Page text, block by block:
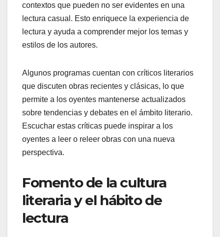
contextos que pueden no ser evidentes en una
lectura casual. Esto enriquece la experiencia de
lectura y ayuda a comprender mejor los temas y
estilos de los autores.
Algunos programas cuentan con críticos literarios
que discuten obras recientes y clásicas, lo que
permite a los oyentes mantenerse actualizados
sobre tendencias y debates en el ámbito literario.
Escuchar estas críticas puede inspirar a los
oyentes a leer o releer obras con una nueva
perspectiva.
Fomento de la cultura
literaria y el hábito de
lectura